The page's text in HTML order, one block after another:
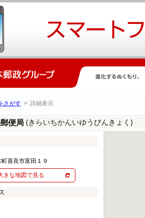
さがす > 詳細表示
便局 (きらいちかんいゆうびんきょく)
喜良市富田１９
きな地図で見る